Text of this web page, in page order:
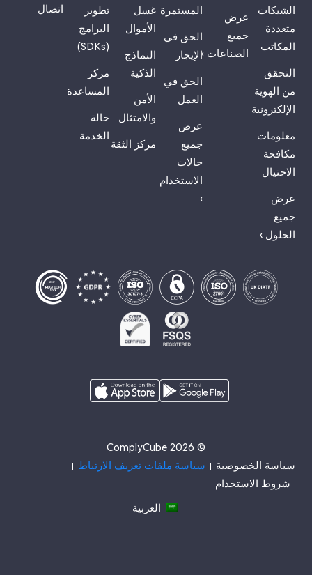
الشيكات
متعددة
المكاتب
التحقق
من الهوية
الإلكترونية
معلومات
مكافحة
الاحتيال
عرض
جميع
الحلول ›
عرض
جميع
الصناعات ›
المستمرة
الحق في
الإيجار
الحق في
العمل
عرض
جميع
حالات
الاستخدام
›
غسل
الأموال
النماذج
الذكية
الأمن
والامتثال
مركز الثقة
تطوير
البرامج
(SDKs)
مركز
المساعدة
حالة
الخدمة
اتصال
© 2026 ComplyCube
سياسة الخصوصية
سياسة ملفات تعريف الارتباط
شروط الاستخدام
العربية